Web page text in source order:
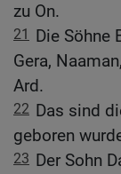
zu On.
21
Die Söhne
Gera,
Ard.
22 Das sind
geboren
23 Der Sohn